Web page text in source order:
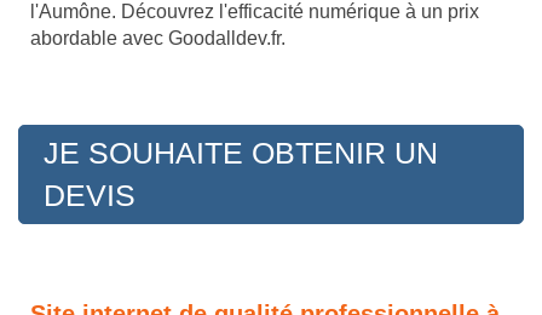
l'Aumône. Découvrez l'efficacité numérique à un prix
abordable avec Goodalldev.fr.
JE SOUHAITE OBTENIR UN
DEVIS